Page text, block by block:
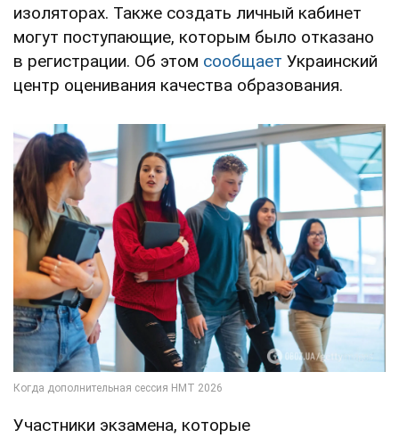
изоляторах. Также создать личный кабинет
могут поступающие, которым было отказано
в регистрации. Об этом сообщает Украинский
центр оценивания качества образования.
Участники экзамена, которые